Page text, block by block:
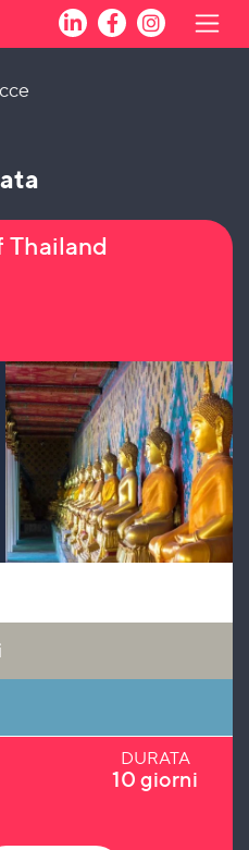
Thailand
DURATA
10 giorni